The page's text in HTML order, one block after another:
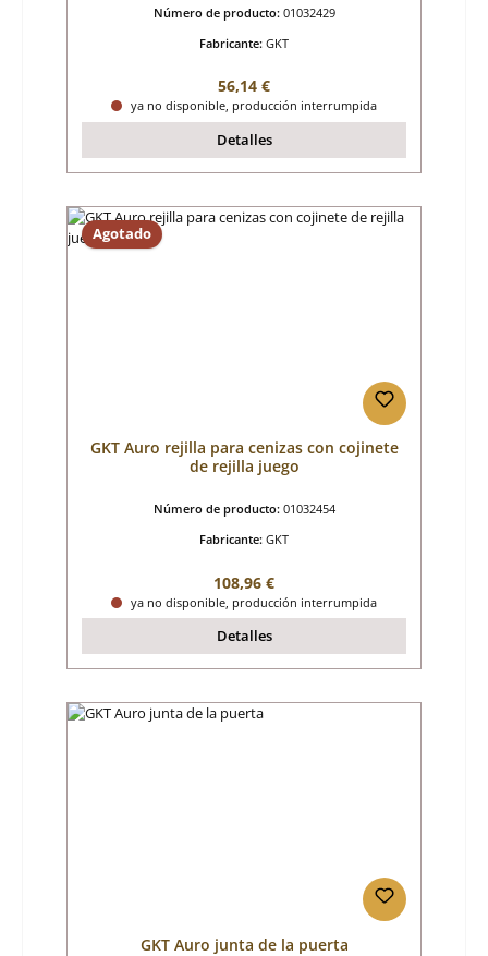
Número de producto: 01032429
Fabricante: GKT
Precio normal:
56,14 €
ya no disponible, producción interrumpida
Detalles
Agotado
GKT Auro rejilla para cenizas con cojinete
de rejilla juego
Número de producto: 01032454
Fabricante: GKT
Precio normal:
108,96 €
ya no disponible, producción interrumpida
Detalles
GKT Auro junta de la puerta